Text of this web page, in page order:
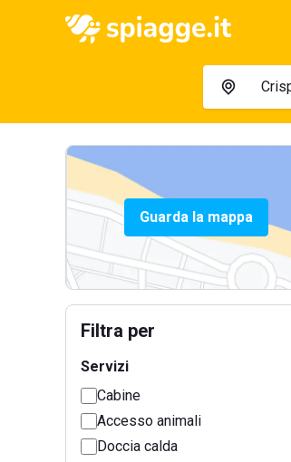
Guarda la mappa
Filtra per
Servizi
Cabine
Accesso animali
Doccia calda